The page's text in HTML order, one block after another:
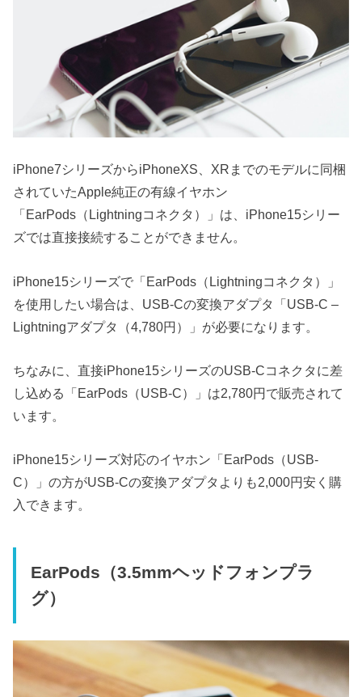
iPhone7シリーズからiPhoneXS、XRまでのモデルに同梱
されていたApple純正の有線イヤホン
「EarPods（Lightningコネクタ）」は、iPhone15シリー
ズでは直接接続することができません。
iPhone15シリーズで「EarPods（Lightningコネクタ）」
を使用したい場合は、USB-Cの変換アダプタ「USB-C –
Lightningアダプタ（4,780円）」が必要になります。
ちなみに、直接iPhone15シリーズのUSB-Cコネクタに差
し込める「EarPods（USB-C）」は2,780円で販売されて
います。
iPhone15シリーズ対応のイヤホン「EarPods（USB-
C）」の方がUSB-Cの変換アダプタよりも2,000円安く購
入できます。
EarPods（3.5mmヘッドフォンプラ
グ）